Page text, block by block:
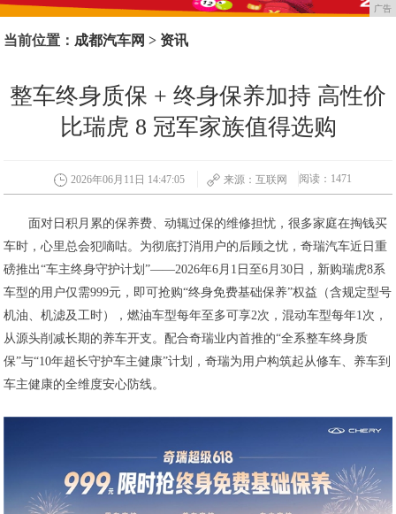
广告
当前位置： 成都汽车网 > 资讯
整车终身质保 + 终身保养加持 高性价
比瑞虎 8 冠军家族值得选购
2026年06月11日 14:47:05 来源：互联网 阅读：1471
面对日积月累的保养费、动辄过保的维修担忧，很多家庭在掏钱买
车时，心里总会犯嘀咕。为彻底打消用户的后顾之忧，奇瑞汽车近日重
磅推出“车主终身守护计划”——2026年6月1日至6月30日，新购瑞虎8系
车型的用户仅需999元，即可抢购“终身免费基础保养”权益（含规定型号
机油、机滤及工时），燃油车型每年至多可享2次，混动车型每年1次，
从源头削减长期的养车开支。配合奇瑞业内首推的“全系整车终身质
保”与“10年超长守护车主健康”计划，奇瑞为用户构筑起从修车、养车到
车主健康的全维度安心防线。